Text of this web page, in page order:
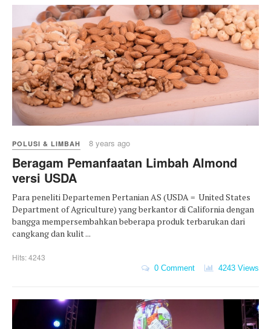
POLUSI & LIMBAH 8 years ago
Beragam Pemanfaatan Limbah Almond
versi USDA
Para peneliti Departemen Pertanian AS (USDA = United States
Department of Agriculture) yang berkantor di California dengan
bangga mempersembahkan beberapa produk terbarukan dari
cangkang dan kulit ...
Hits: 4243
0 Comment 4243 Views